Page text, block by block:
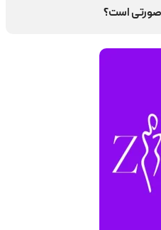
صورتی است؟
سپس آن را با دو برابر آب
برای رژیم غذایی آماده